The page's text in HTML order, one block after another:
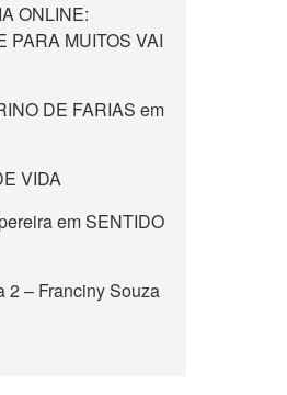
ONLINE:
PARA MUITOS VAI
DE FARIAS em
VIDA
emSENTIDO
2 – Franciny Souza